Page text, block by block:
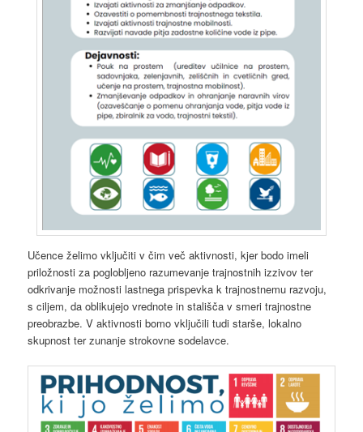
Učence želimo vključiti v čim več aktivnosti, kjer bodo imeli
priložnosti za poglobljeno razumevanje trajnostnih izzivov ter
odkrivanje možnosti lastnega prispevka k trajnostnemu razvoju,
s ciljem, da oblikujejo vrednote in stališča v smeri trajnostne
preobrazbe. V aktivnosti bomo vključili tudi starše, lokalno
skupnost ter zunanje strokovne sodelavce.